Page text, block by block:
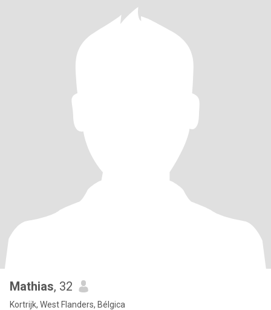
Mathias, 32
Kortrijk, West Flanders, Bélgica